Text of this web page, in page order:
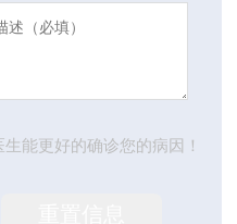
能更好的确诊您的病因！